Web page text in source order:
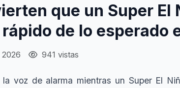
que un Super El
de lo esperado
941 vistas
voz de alarma mientras un Super El